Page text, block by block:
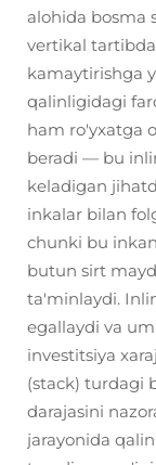
alohida bosma
vertikal
kamaytirishga
qalinligidagi
ham ro'yxatga
beradi — bu
keladigan
inkalar bilan
chunki bu
butun sirt
ta'minlaydi.
egallaydi va
investitsiya
(stack) turdagi
darajasini
jarayonida